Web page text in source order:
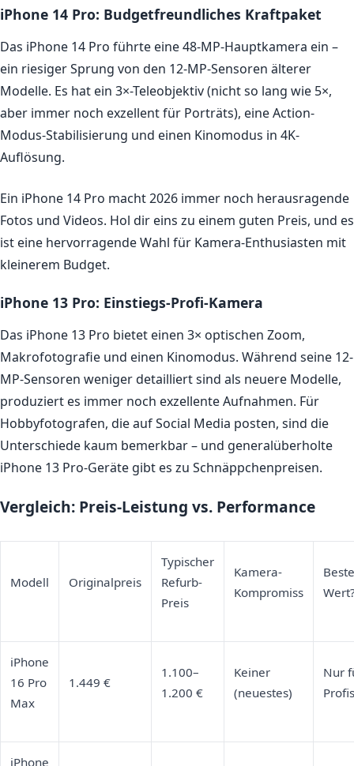
iPhone 14 Pro: Budgetfreundliches Kraftpaket
Das iPhone 14 Pro führte eine 48-MP-Hauptkamera ein –
ein riesiger Sprung von den 12-MP-Sensoren älterer
Modelle. Es hat ein 3×-Teleobjektiv (nicht so lang wie 5×,
aber immer noch exzellent für Porträts), eine Action-
Modus-Stabilisierung und einen Kinomodus in 4K-
Auflösung.
Ein iPhone 14 Pro macht 2026 immer noch herausragende
Fotos und Videos. Hol dir eins zu einem guten Preis, und es
ist eine hervorragende Wahl für Kamera-Enthusiasten mit
kleinerem Budget.
iPhone 13 Pro: Einstiegs-Profi-Kamera
Das iPhone 13 Pro bietet einen 3× optischen Zoom,
Makrofotografie und einen Kinomodus. Während seine 12-
MP-Sensoren weniger detailliert sind als neuere Modelle,
produziert es immer noch exzellente Aufnahmen. Für
Hobbyfotografen, die auf Social Media posten, sind die
Unterschiede kaum bemerkbar – und generalüberholte
iPhone 13 Pro-Geräte gibt es zu Schnäppchenpreisen.
Vergleich: Preis-Leistung vs. Performance
Modell Originalpreis
Typischer
Refurb-
Preis
Kamera-
Kompromiss
iPhone
16 Pro
Max
1.449 €
1.100–
1.200 €
Keiner
(neuestes)
Nur
Profis
iPhone